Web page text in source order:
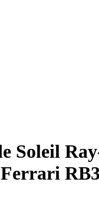
Soleil